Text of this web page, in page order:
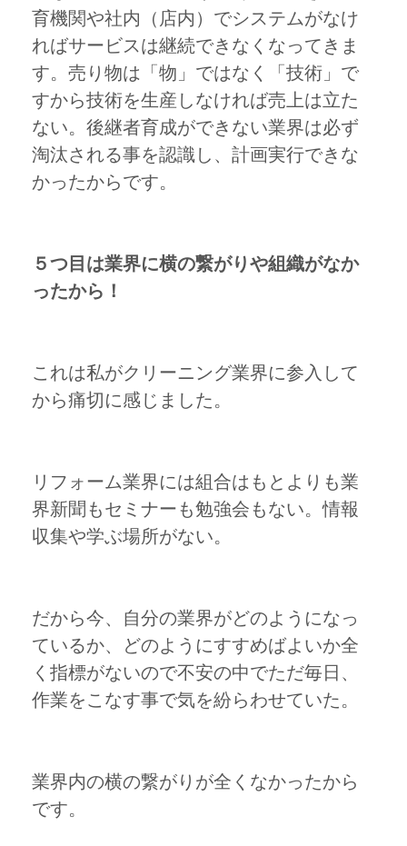
育機関や社内（店内）でシステムがなけ
ればサービスは継続できなくなってきま
す。売り物は「物」ではなく「技術」で
すから技術を生産しなければ売上は立た
ない。後継者育成ができない業界は必ず
淘汰される事を認識し、計画実行できな
かったからです。
５つ目は業界に横の繋がりや組織がなか
ったから！
これは私がクリーニング業界に参入して
から痛切に感じました。
リフォーム業界には組合はもとよりも業
界新聞もセミナーも勉強会もない。情報
収集や学ぶ場所がない。
だから今、自分の業界がどのようになっ
ているか、どのようにすすめばよいか全
く指標がないので不安の中でただ毎日、
作業をこなす事で気を紛らわせていた。
業界内の横の繋がりが全くなかったから
です。